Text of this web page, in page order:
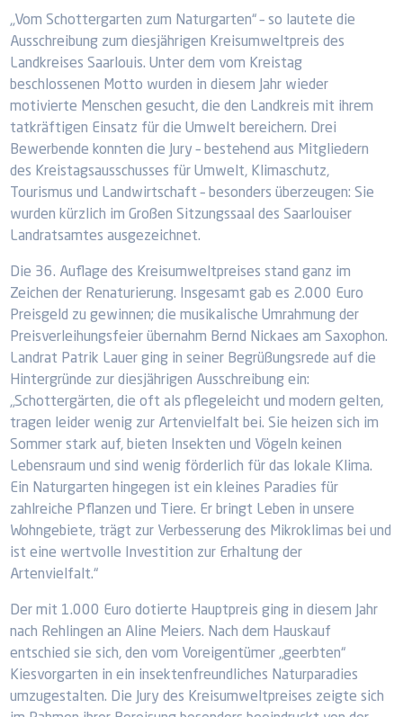
„Vom Schottergarten zum Naturgarten“ – so lautete die
Ausschreibung zum diesjährigen Kreisumweltpreis des
Landkreises Saarlouis. Unter dem vom Kreistag
beschlossenen Motto wurden in diesem Jahr wieder
motivierte Menschen gesucht, die den Landkreis mit ihrem
tatkräftigen Einsatz für die Umwelt bereichern. Drei
Bewerbende konnten die Jury – bestehend aus Mitgliedern
des Kreistagsausschusses für Umwelt, Klimaschutz,
Tourismus und Landwirtschaft – besonders überzeugen: Sie
wurden kürzlich im Großen Sitzungssaal des Saarlouiser
Landratsamtes ausgezeichnet.
Die 36. Auflage des Kreisumweltpreises stand ganz im
Zeichen der Renaturierung. Insgesamt gab es 2.000 Euro
Preisgeld zu gewinnen; die musikalische Umrahmung der
Preisverleihungsfeier übernahm Bernd Nickaes am Saxophon.
Landrat Patrik Lauer ging in seiner Begrüßungsrede auf die
Hintergründe zur diesjährigen Ausschreibung ein:
„Schottergärten, die oft als pflegeleicht und modern gelten,
tragen leider wenig zur Artenvielfalt bei. Sie heizen sich im
Sommer stark auf, bieten Insekten und Vögeln keinen
Lebensraum und sind wenig förderlich für das lokale Klima.
Ein Naturgarten hingegen ist ein kleines Paradies für
zahlreiche Pflanzen und Tiere. Er bringt Leben in unsere
Wohngebiete, trägt zur Verbesserung des Mikroklimas bei und
ist eine wertvolle Investition zur Erhaltung der
Artenvielfalt.“
Der mit 1.000 Euro dotierte Hauptpreis ging in diesem Jahr
nach Rehlingen an Aline Meiers. Nach dem Hauskauf
entschied sie sich, den vom Voreigentümer „geerbten“
Kiesvorgarten in ein insektenfreundliches Naturparadies
umzugestalten. Die Jury des Kreisumweltpreises zeigte sich